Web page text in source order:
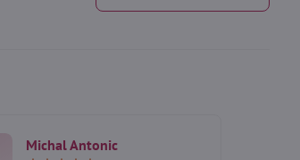
Michal Antonic